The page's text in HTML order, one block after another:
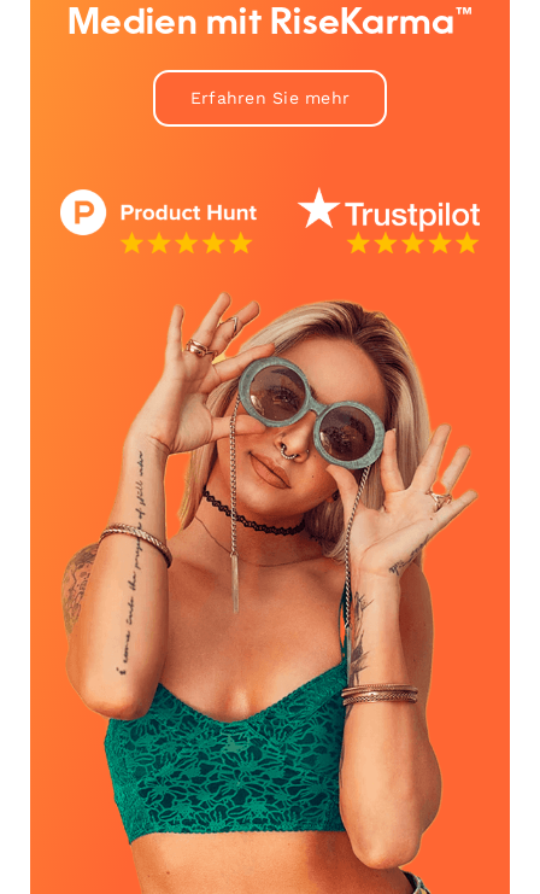
Medien mit RiseKarma™
Erfahren Sie mehr